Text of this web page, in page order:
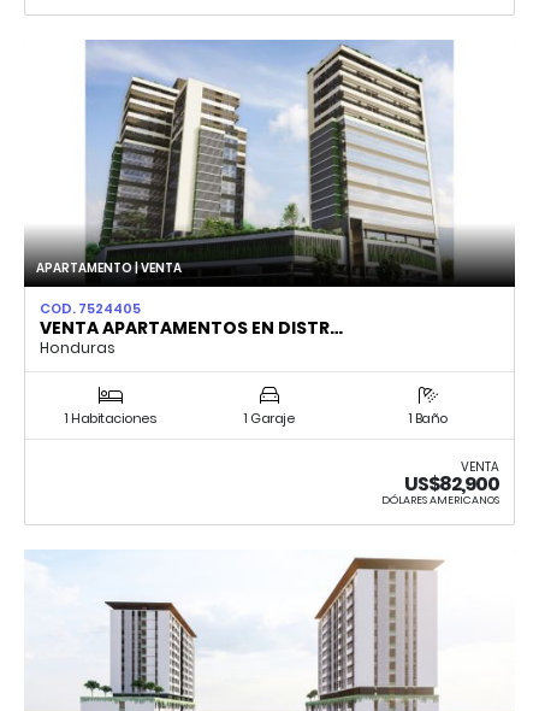
APARTAMENTO | VENTA
COD. 7524405
VENTA APARTAMENTOS EN DISTR…
Honduras
1 Habitaciones 1 Garaje 1 Baño
VENTA
US$82,900
DÓLARES AMERICANOS